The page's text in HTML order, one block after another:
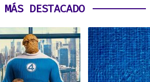
MÁS DESTACADO